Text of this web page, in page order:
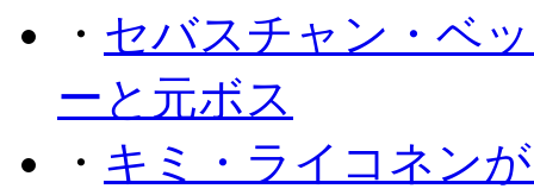
・ セバスチャン・ベ
ーと元ボス
・ キミ・ライコネン